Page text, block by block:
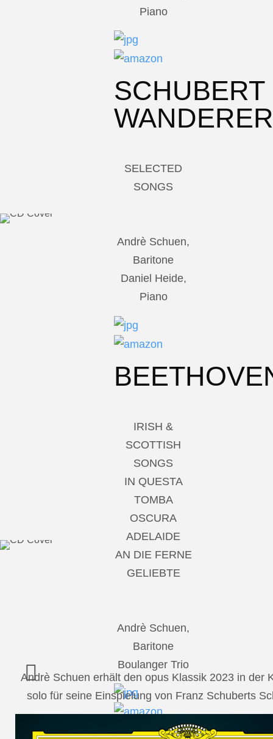
Piano
SCHUBERT
WANDERER
SELECTED
SONGS
Andrè Schuen,
Baritone
Daniel Heide,
Piano
IRISH &
SCOTTISH
SONGS
IN QUESTA
TOMBA
OSCURA
ADELAIDE
AN DIE FERNE
GELIEBTE
Andrè Schuen,
Baritone
Boulanger Trio
Andrè Schuen erhält den opus Klassik 2023 in der
solo für seine Einspielung von Franz Schuberts